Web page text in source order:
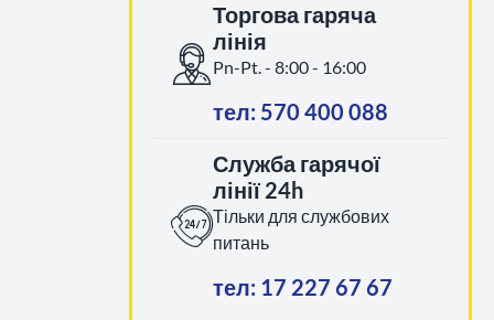
Торгова гаряча
лінія
Pn-Pt. - 8:00 - 16:00
тел: 570 400 088
Служба гарячої
лінії 24h
Тільки для службових
питань
тел: 17 227 67 67